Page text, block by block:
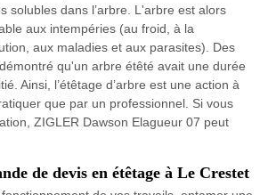
solubles dans l’arbre. L'arbre est alors
aux intempéries (au froid, à la
aux maladies et aux parasites). Des
qu'un arbre étêté avait une durée
Ainsi, l’étêtage d’arbre est une action à
que par un professionnel. Si vous
ZIGLER Dawson Elagueur 07 peut
de devis en étêtage à Le Crestet